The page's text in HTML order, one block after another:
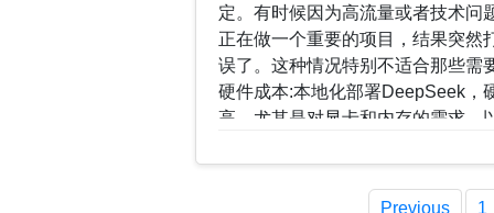
定。有时候因为高流量或者技术问
正在做一个重要的项目，结果突然
误了。这种情况特别不适合那些需
硬件成本:本地化部署DeepSeek，
高，尤其是对显卡和内存的需求。
了显卡，还需考虑内存、硬盘等硬
DeepSeek - R1 - 671B版本，至
Previous 1